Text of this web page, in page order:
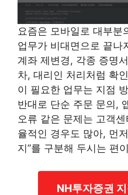
요즘은 모바일로 대부분
업무가 비대면으로 끝나
계좌 제변경, 각종 증명
차, 대리인 처리처럼 확
이 필요한 업무는 지점
반대로 단순 주문 문의,
오류 같은 문제는 고객
율적인 경우도 많아, 먼
지”를 구분해 두시는 편
NH투자증권